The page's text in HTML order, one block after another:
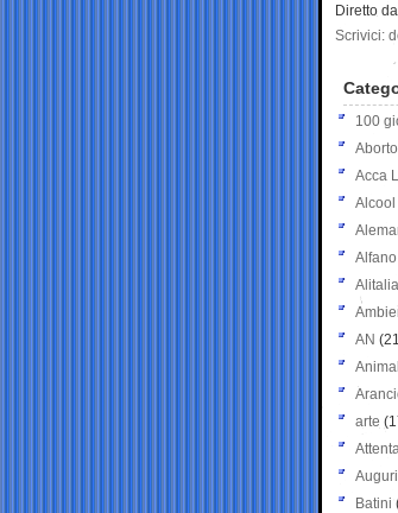
Diretto
Scrivici:
100
Aborto
Acca
Alcool
Alfano
Alitalia
AN
arte
Auguri
Batini